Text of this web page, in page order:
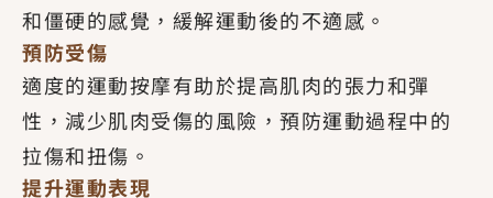
和僵硬的感覺，緩解運動後的不適感。
預防受傷
適度的運動按摩有助於提高肌肉的張力和彈
性，減少肌肉受傷的風險，預防運動過程中的
拉傷和扭傷。
提升運動表現